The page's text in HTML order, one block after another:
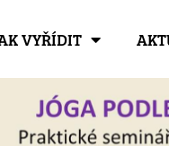
VYŘÍDIT